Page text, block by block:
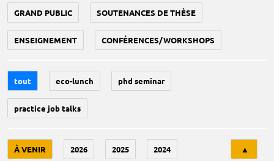
GRAND PUBLIC SOUTENANCES DE THÈSE
ENSEIGNEMENT CONFÉRENCES/WORKSHOPS
tout eco-lunch phd seminar
practice job talks
À VENIR 2026 2025 2024 ▲